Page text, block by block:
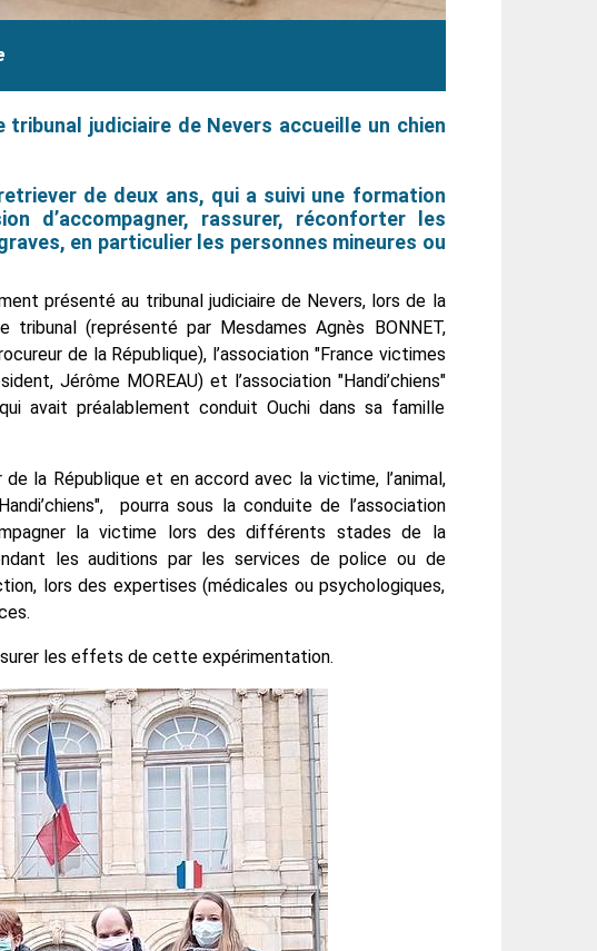
judiciaire de Nevers accueille un chien
de deux ans, qui a suivi une formation
d’accompagner, rassurer, réconforter les
en particulier les personnes mineures ou
présenté au tribunal judiciaire de Nevers, lors de la
(représenté par Mesdames Agnès BONNET,
de la République), l’association "France victimes
Jérôme MOREAU) et l’association "Handi’chiens"
avait préalablement conduit Ouchi dans sa famille
la République et en accord avec la victime, l’animal,
pourra sous la conduite de l’association
la victime lors des différents stades de la
les auditions par les services de police ou de
lors des expertises (médicales ou psychologiques,
les effets de cette expérimentation.